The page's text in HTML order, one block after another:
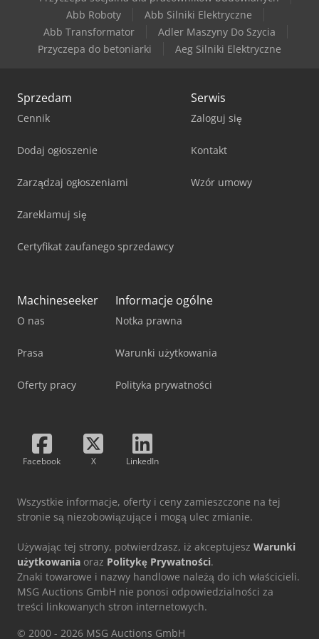
Haas Vf-9/50
Haas Vm-2
Abb Roboty
Abb Silniki Elektryczne
Abb Transformator
Adler Maszyny Do Szycia
Przyczepa do betoniarki
Aeg Silniki Elektryczne
Sprzedam
Cennik
Dodaj ogłoszenie
Zarządzaj ogłoszeniami
Zareklamuj się
Certyfikat zaufanego sprzedawcy
Serwis
Zaloguj się
Kontakt
Wzór umowy
Machineseeker
O nas
Prasa
Oferty pracy
Informacje ogólne
Notka prawna
Warunki użytkowania
Polityka prywatności
Facebook X LinkedIn
Wszystkie informacje, oferty i ceny zamieszczone na tej
stronie są niezobowiązujące i mogą ulec zmianie.
Używając tej strony, potwierdzasz, iż akceptujesz Warunki
użytkowania oraz Politykę Prywatności.
Znaki towarowe i nazwy handlowe należą do ich właścicieli.
MSG Auctions GmbH nie ponosi odpowiedzialności za
treści linkowanych stron internetowych.
© 2000 - 2026 MSG Auctions GmbH